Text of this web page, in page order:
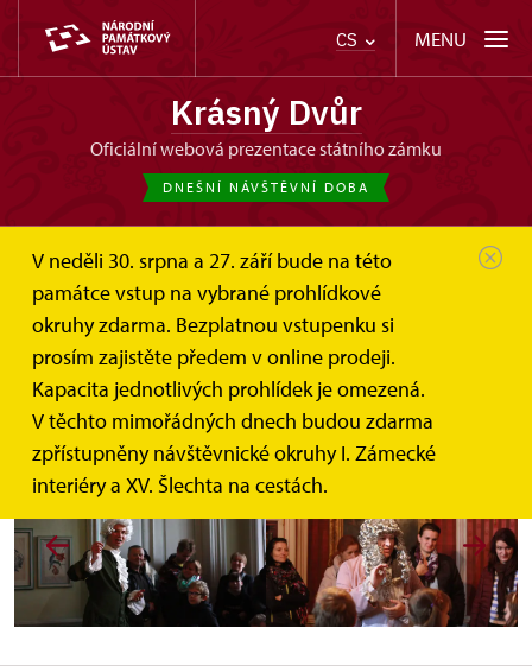
CS MENU
Krásný Dvůr
oficiální webová prezentace státního zámku
DNEŠNÍ NÁVŠTĚVNÍ DOBA
V neděli 30. srpna a 27. září bude na této
památce vstup na vybrané prohlídkové
okruhy zdarma. Bezplatnou vstupenku si
prosím zajistěte předem v online prodeji.
Kapacita jednotlivých prohlídek je omezená.
V těchto mimořádných dnech budou zdarma
zpřístupněny návštěvnické okruhy I. Zámecké
interiéry a XV. Šlechta na cestách.
Konec sezóny
28. 10. 2015